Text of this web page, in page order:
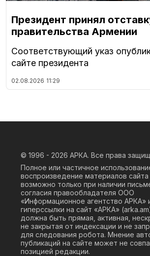
Президент принял
правительства Армении
Соответствующий указ
сайте президента
02.08.2026 11:29
© 1996 - 2026 АРКА. Все права
Полное или частичное
воспроизведение материалов сайта
возможно только при наличии
согласия правообладателя ООО
«Информационное агентство АРКА»
гиперссылки на сайт «АРКА» (arka.am
должна быть прямая, активная,
не закрытая от индексации и не
для следования робота. Мнение
публикаций на сайте может не
позицией редакции.